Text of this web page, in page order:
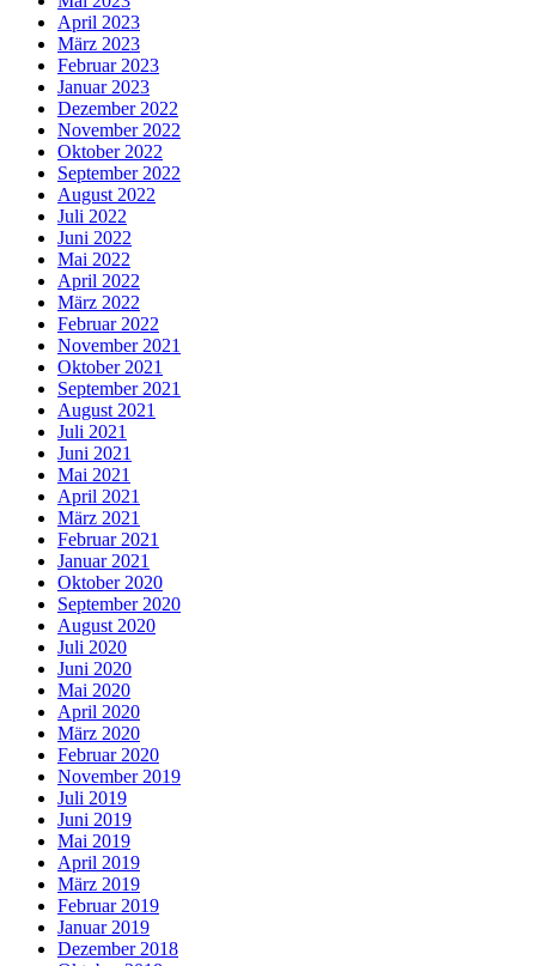
April 2023
März 2023
Februar 2023
Januar 2023
Dezember 2022
November 2022
Oktober 2022
September 2022
August 2022
Juli 2022
Juni 2022
Mai 2022
April 2022
März 2022
Februar 2022
November 2021
Oktober 2021
September 2021
August 2021
Juli 2021
Juni 2021
Mai 2021
April 2021
März 2021
Februar 2021
Januar 2021
Oktober 2020
September 2020
August 2020
Juli 2020
Juni 2020
Mai 2020
April 2020
März 2020
Februar 2020
November 2019
Juli 2019
Juni 2019
Mai 2019
April 2019
März 2019
Februar 2019
Januar 2019
Dezember 2018